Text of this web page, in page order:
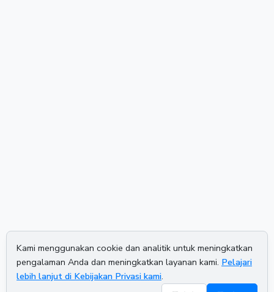
Kami menggunakan cookie dan analitik untuk meningkatkan
pengalaman Anda dan meningkatkan layanan kami. Pelajari
lebih lanjut di Kebijakan Privasi kami.